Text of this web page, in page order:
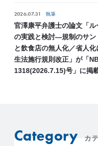
2026.07.31 執筆
官澤康平弁護士の論文「
の実践と検討―規制のサン
と飲食店の無人化／省人
生法施行規則改正」が「
1318(2026.7.15)号」に掲
Category カ